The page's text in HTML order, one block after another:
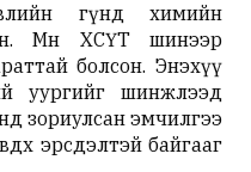
гүнд химийн
Мөн ХСҮТ шинээр
болсон. Энэхүү
уургийг шинжлээд
зориулсан эмчилгээ
эрсдэлтэй байгааг